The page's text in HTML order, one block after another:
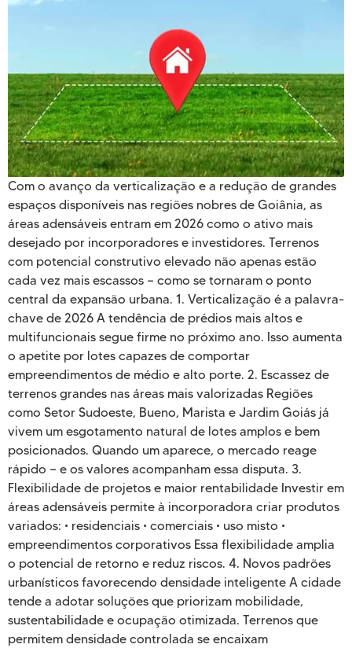
Com o avanço da verticalização e a redução de grandes
espaços disponíveis nas regiões nobres de Goiânia, as
áreas adensáveis entram em 2026 como o ativo mais
desejado por incorporadores e investidores. Terrenos
com potencial construtivo elevado não apenas estão
cada vez mais escassos — como se tornaram o ponto
central da expansão urbana. 1. Verticalização é a palavra-
chave de 2026 A tendência de prédios mais altos e
multifuncionais segue firme no próximo ano. Isso aumenta
o apetite por lotes capazes de comportar
empreendimentos de médio e alto porte. 2. Escassez de
terrenos grandes nas áreas mais valorizadas Regiões
como Setor Sudoeste, Bueno, Marista e Jardim Goiás já
vivem um esgotamento natural de lotes amplos e bem
posicionados. Quando um aparece, o mercado reage
rápido — e os valores acompanham essa disputa. 3.
Flexibilidade de projetos e maior rentabilidade Investir em
áreas adensáveis permite à incorporadora criar produtos
variados: • residenciais • comerciais • uso misto •
empreendimentos corporativos Essa flexibilidade amplia
o potencial de retorno e reduz riscos. 4. Novos padrões
urbanísticos favorecendo densidade inteligente A cidade
tende a adotar soluções que priorizam mobilidade,
sustentabilidade e ocupação otimizada. Terrenos que
permitem densidade controlada se encaixam